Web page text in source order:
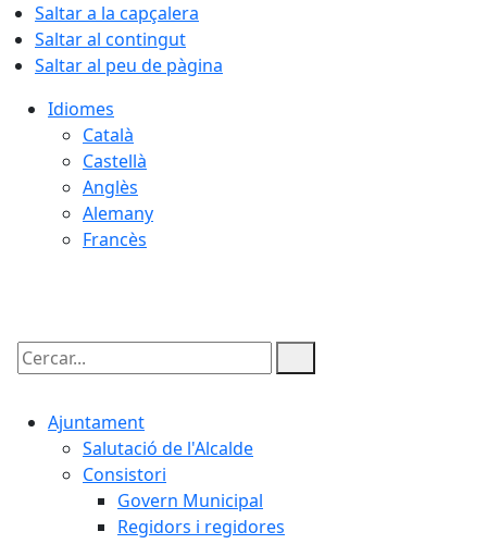
Saltar a la capçalera
Saltar al contingut
Saltar al peu de pàgina
Idiomes
Català
Castellà
Anglès
Alemany
Francès
Cercar:
Ajuntament
Salutació de l'Alcalde
Consistori
Govern Municipal
Regidors i regidores